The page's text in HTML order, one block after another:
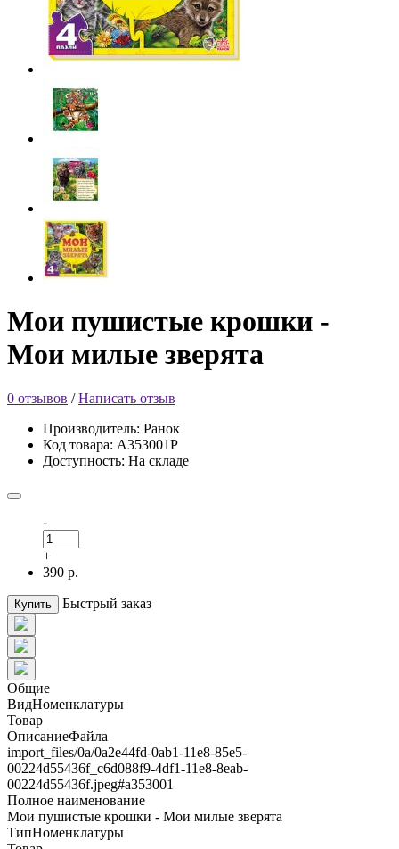
Мои пушистые крошки -
Мои милые зверята
0 отзывов /Написать отзыв
Производитель: Ранок
Код товара: А353001Р
Доступность: На складе
-
+
390 р.
Купить Быстрый заказ
Общие
ВидНоменклатуры
Товар
ОписаниеФайла
import_files/0a/0a2e44fd-0ab1-11e8-85e5-
00224d55436f_c6d088f9-4df1-11e8-8eab-
00224d55436f.jpeg#а353001
Полное наименование
Мои пушистые крошки - Мои милые зверята
ТипНоменклатуры